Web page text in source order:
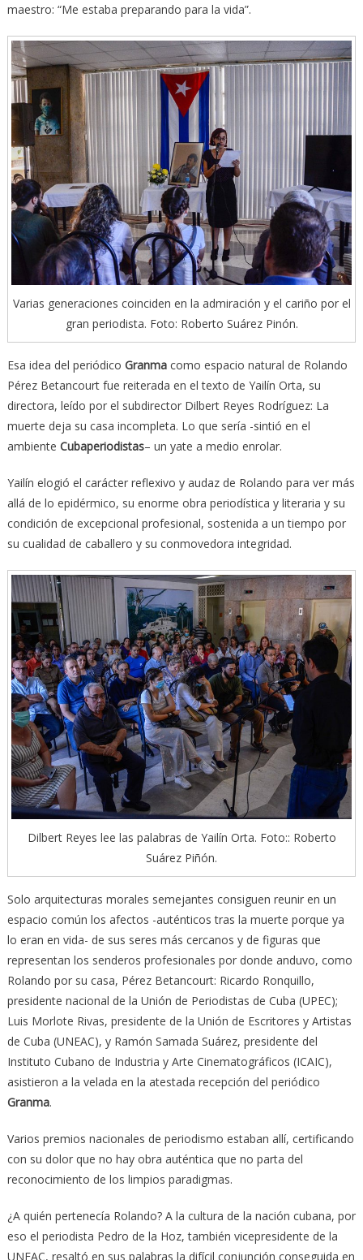
maestro: “Me estaba preparando para la vida”.
Varias generaciones coinciden en la admiración y el cariño por el
gran periodista. Foto: Roberto Suárez Pinón.
Esa idea del periódico Granmacomo espacio natural de Rolando
Pérez Betancourt fue reiterada en el texto de Yailín Orta, su
directora, leído por el subdirector Dilbert Reyes Rodríguez: La
muerte deja su casa incompleta. Lo que sería -sintió en el
ambiente Cubaperiodistas– un yate a medio enrolar.
Yailín elogió el carácter reflexivo y audaz de Rolando para ver más
allá de lo epidérmico, su enorme obra periodística y literaria y su
condición de excepcional profesional, sostenida a un tiempo por
su cualidad de caballero y su conmovedora integridad.
Dilbert Reyes lee las palabras de Yailín Orta. Foto:: Roberto
Suárez Piñón.
Solo arquitecturas morales semejantes consiguen reunir en un
espacio común los afectos -auténticos tras la muerte porque ya
lo eran en vida- de sus seres más cercanos y de figuras que
representan los senderos profesionales por donde anduvo, como
Rolando por su casa, Pérez Betancourt: Ricardo Ronquillo,
presidente nacional de la Unión de Periodistas de Cuba (UPEC);
Luis Morlote Rivas, presidente de la Unión de Escritores y Artistas
de Cuba (UNEAC), y Ramón Samada Suárez, presidente del
Instituto Cubano de Industria y Arte Cinematográficos (ICAIC),
asistieron a la velada en la atestada recepción del periódico
Granma.
Varios premios nacionales de periodismo estaban allí, certificando
con su dolor que no hay obra auténtica que no parta del
reconocimiento de los limpios paradigmas.
¿A quién pertenecía Rolando? A la cultura de la nación cubana, por
eso el periodista Pedro de la Hoz, también vicepresidente de la
UNEAC, resaltó en sus palabras la difícil conjunción conseguida en